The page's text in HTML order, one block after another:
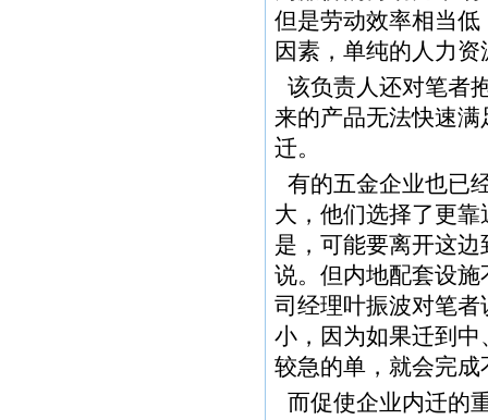
但是劳动效率相当
因素，单纯的人力
该负责人还对笔者
来的产品无法快速
迁。
有的五金企业也已
大，他们选择了更
是，可能要离开这
说。但内地配套设
司经理叶振波对笔
小，因为如果迁到
较急的单，就会完成
而促使企业内迁的